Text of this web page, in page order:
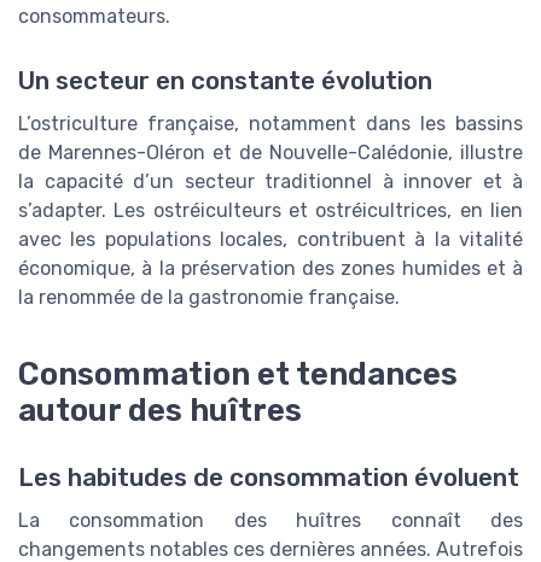
consommateurs.
Un secteur en constante évolution
L’ostriculture française, notamment dans les bassins
de Marennes-Oléron et de Nouvelle-Calédonie, illustre
la capacité d’un secteur traditionnel à innover et à
s’adapter. Les ostréiculteurs et ostréicultrices, en lien
avec les populations locales, contribuent à la vitalité
économique, à la préservation des zones humides et à
la renommée de la gastronomie française.
Consommation et tendances
autour des huîtres
Les habitudes de consommation évoluent
La consommation des huîtres connaît des
changements notables ces dernières années. Autrefois